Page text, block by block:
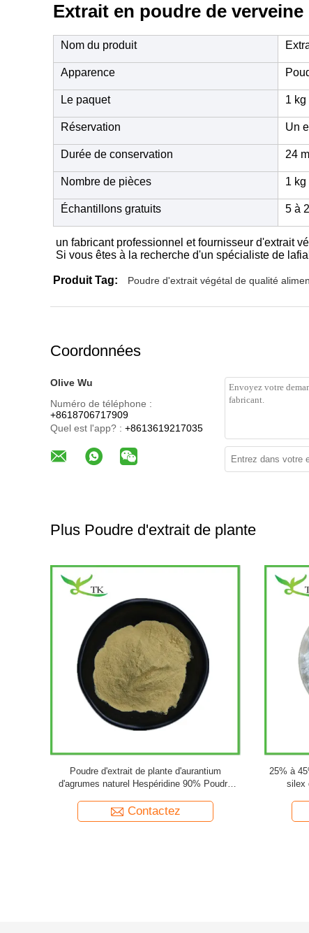
Extrait en poudre de
Nom du produit
Apparence
Le paquet 1 kg
Réservation Un
Durée de conservation 24
Nombre de pièces 1 kg
Échantillons gratuits 5 à
un fabricant professionnel et fournisseur d'extrait
Si vous êtes à la recherche d'un spécialiste de la
Produit Tag: Poudre d'extrait végétal de qualité
Coordonnées
Olive Wu
Numéro de téléphone :
+8618706717909
Quel est l'app? : +8613619217035
Plus Poudre d'extrait de plante
Poudre d'extrait de plante de ginseng naturel
10% à 80% Poudre de ginsénosides Panax
Contactez